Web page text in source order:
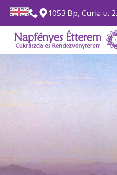
1053 Bp, Curia u. 2.